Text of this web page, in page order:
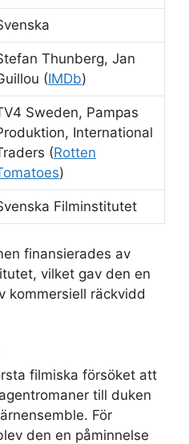
Thunberg, Jan
(IMDb)
Sweden, Pampas
International
(Rotten
)
Filminstitutet
finansierades av
vilket gav den en
kommersiell räckvidd
filmiska försöket att
till duken
För
den en påminnelse